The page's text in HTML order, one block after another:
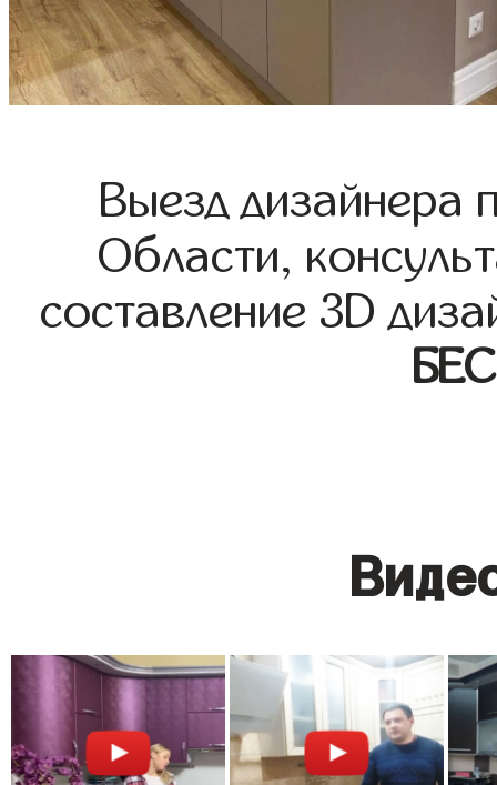
Выезд дизайнера
Области,
составление 3D